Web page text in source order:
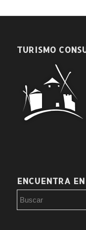
TURISMO
ENCUENTRA